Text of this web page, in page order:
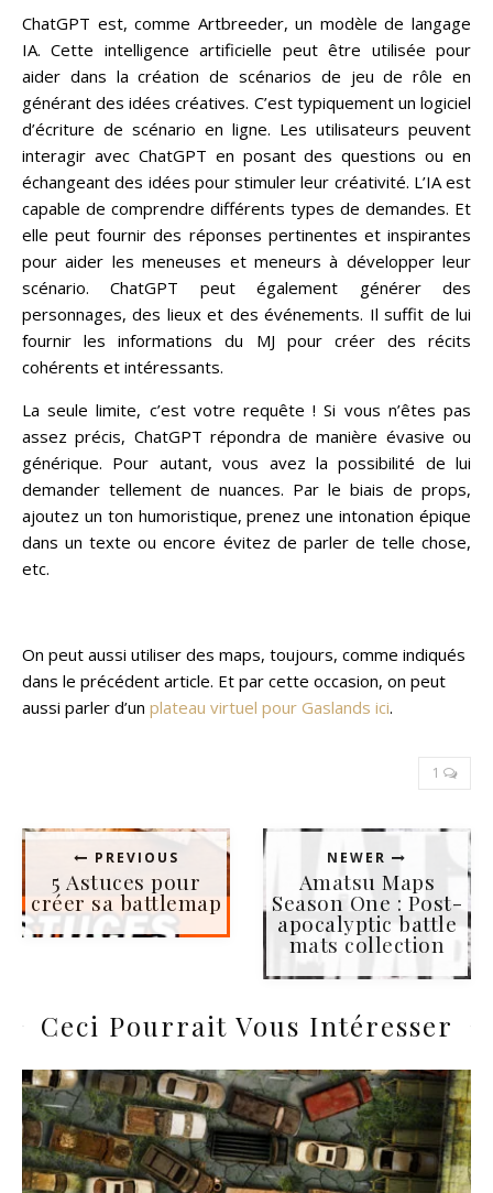
ChatGPT est, comme Artbreeder, un modèle de langage
IA. Cette intelligence artificielle peut être utilisée pour
aider dans la création de scénarios de jeu de rôle en
générant des idées créatives. C’est typiquement un logiciel
d’écriture de scénario en ligne. Les utilisateurs peuvent
interagir avec ChatGPT en posant des questions ou en
échangeant des idées pour stimuler leur créativité. L’IA est
capable de comprendre différents types de demandes. Et
elle peut fournir des réponses pertinentes et inspirantes
pour aider les meneuses et meneurs à développer leur
scénario. ChatGPT peut également générer des
personnages, des lieux et des événements. Il suffit de lui
fournir les informations du MJ pour créer des récits
cohérents et intéressants.
La seule limite, c’est votre requête ! Si vous n’êtes pas
assez précis, ChatGPT répondra de manière évasive ou
générique. Pour autant, vous avez la possibilité de lui
demander tellement de nuances. Par le biais de props,
ajoutez un ton humoristique, prenez une intonation épique
dans un texte ou encore évitez de parler de telle chose,
etc.
On peut aussi utiliser des maps, toujours, comme indiqués
dans le précédent article. Et par cette occasion, on peut
aussi parler d’un plateau virtuel pour Gaslands ici.
1
PREVIOUS
5 Astuces pour
créer sa battlemap
NEWER
Amatsu Maps
Season One : Post-
apocalyptic battle
mats collection
Ceci Pourrait Vous Intéresser